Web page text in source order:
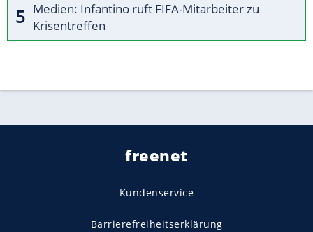
Medien: Infantino ruft FIFA-Mitarbeiter zu
Krisentreffen
freenet
Kundenservice
Barrierefreiheitserklärung